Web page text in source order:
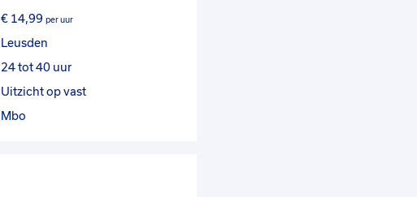
€ 14,99 per uur
Leusden
24 tot 40 uur
Uitzicht op vast
Mbo